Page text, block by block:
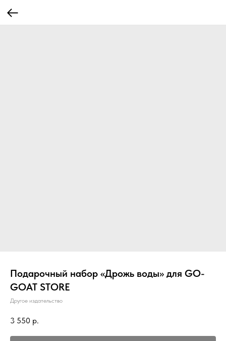
Подарочный набор «Дрожь воды» для GO-
GOAT STORE
Другое издательство
3 550 р.